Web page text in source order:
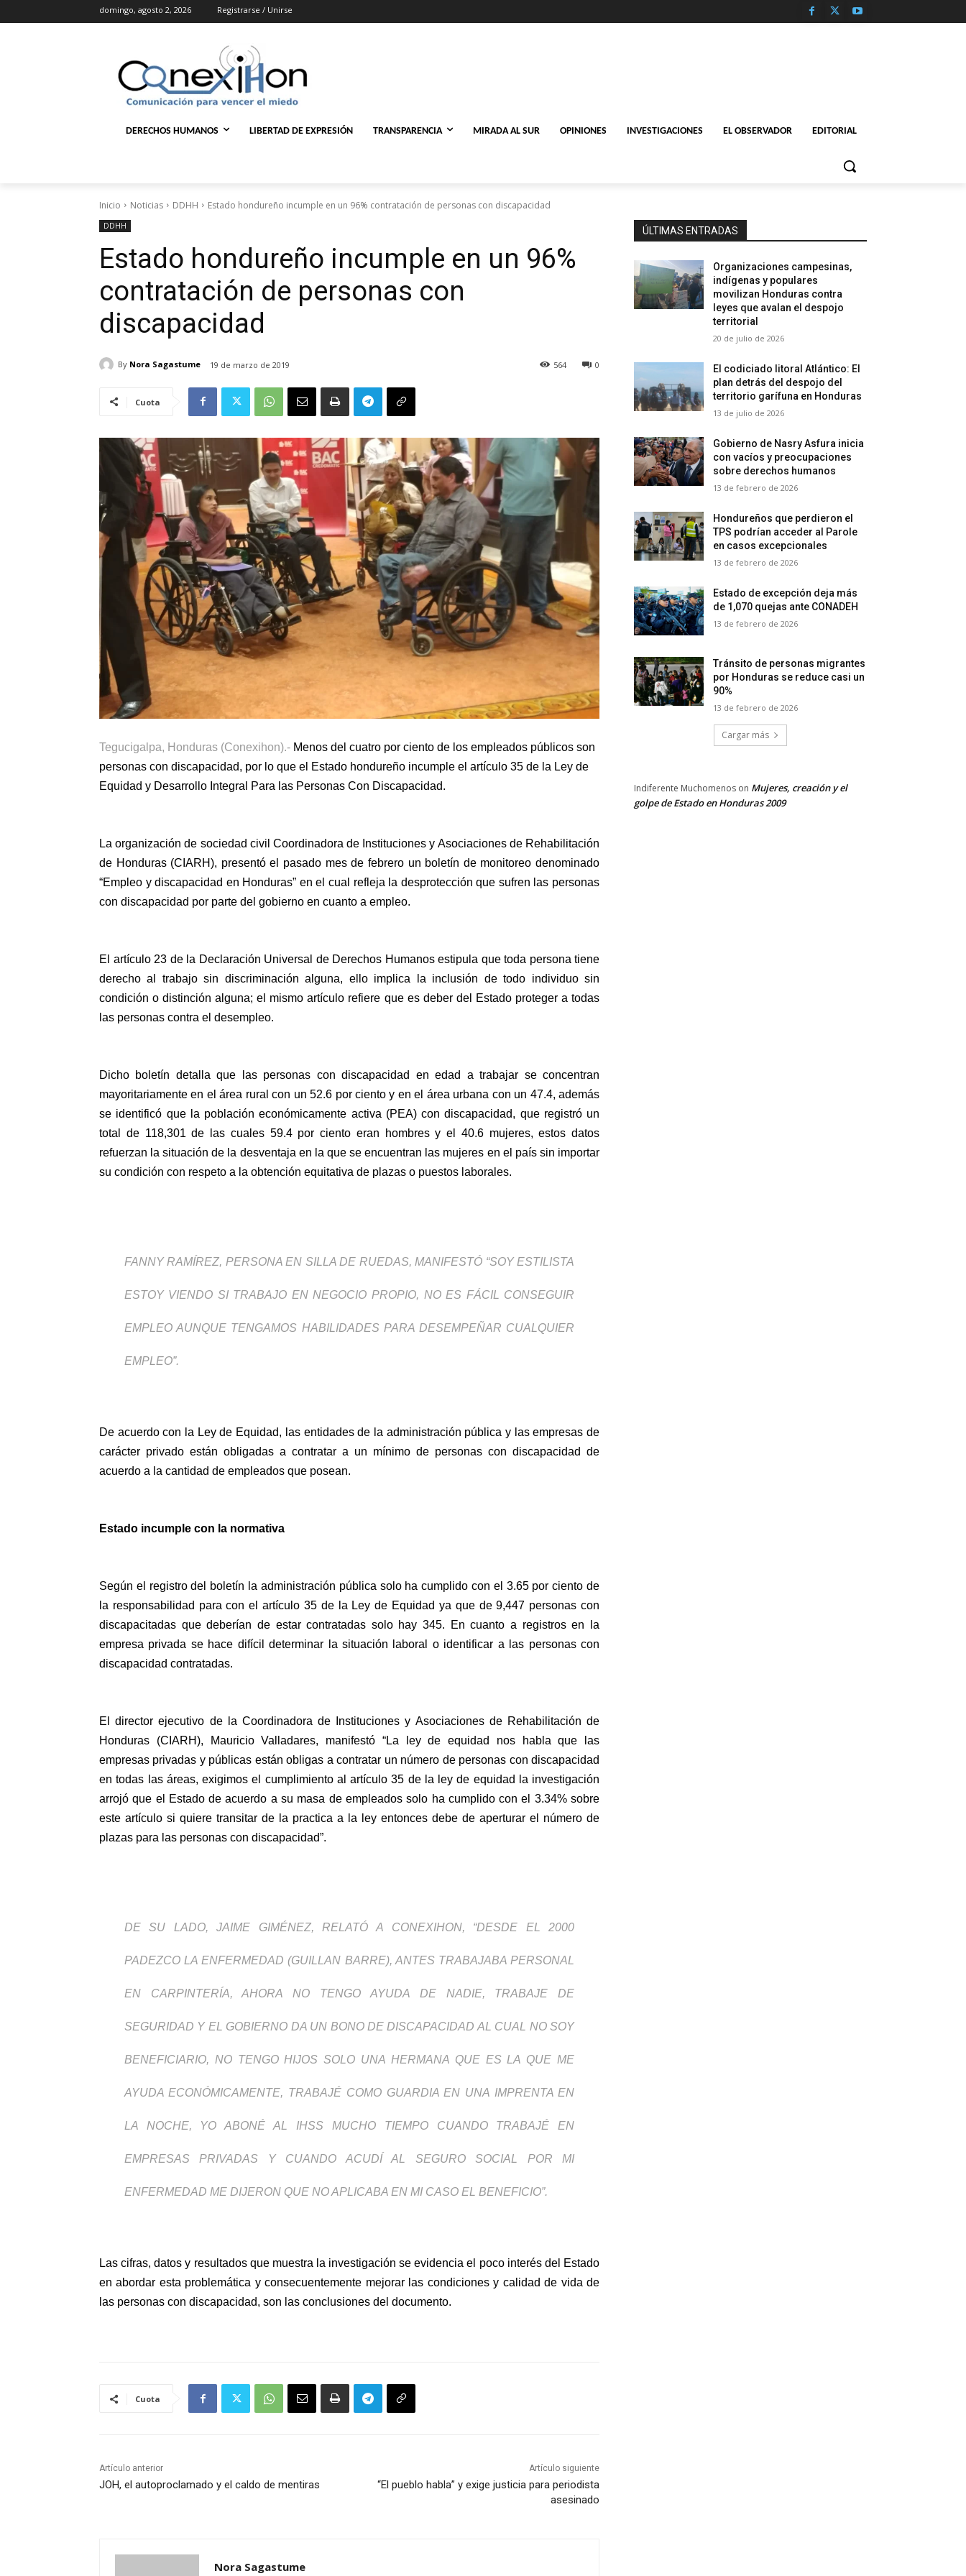
domingo, agosto 2, 2026 Registrarse / Unirse
DERECHOS HUMANOS LIBERTAD DE EXPRESIÓN TRANSPARENCIA MIRADA AL SUR OPINIONES INVESTIGACIONES EL OBSERVADOR EDITORIAL
Inicio Noticias DDHH Estado hondureño incumple en un 96% contratación de personas con discapacidad
DDHH
Estado hondureño incumple en un 96%
contratación de personas con
discapacidad
By Nora Sagastume 19 de marzo de 2019 0
564
Cuota
Tegucigalpa, Honduras (Conexihon).- Menos del cuatro por ciento de los empleados públicos son
personas con discapacidad, por lo que el Estado hondureño incumple el artículo 35 de la Ley de
Equidad y Desarrollo Integral Para las Personas Con Discapacidad.
La organización de sociedad civil Coordinadora de Instituciones y Asociaciones de Rehabilitación
de Honduras (CIARH), presentó el pasado mes de febrero un boletín de monitoreo denominado
“Empleo y discapacidad en Honduras” en el cual refleja la desprotección que sufren las personas
con discapacidad por parte del gobierno en cuanto a empleo.
El artículo 23 de la Declaración Universal de Derechos Humanos estipula que toda persona tiene
derecho al trabajo sin discriminación alguna, ello implica la inclusión de todo individuo sin
condición o distinción alguna; el mismo artículo refiere que es deber del Estado proteger a todas
las personas contra el desempleo.
Dicho boletín detalla que las personas con discapacidad en edad a trabajar se concentran
mayoritariamente en el área rural con un 52.6 por ciento y en el área urbana con un 47.4, además
se identificó que la población económicamente activa (PEA) con discapacidad, que registró un
total de 118,301 de las cuales 59.4 por ciento eran hombres y el 40.6 mujeres, estos datos
refuerzan la situación de la desventaja en la que se encuentran las mujeres en el país sin importar
su condición con respeto a la obtención equitativa de plazas o puestos laborales.
FANNY RAMÍREZ, PERSONA EN SILLA DE RUEDAS, MANIFESTÓ “SOY ESTILISTA
ESTOY VIENDO SI TRABAJO EN NEGOCIO PROPIO, NO ES FÁCIL CONSEGUIR
EMPLEO AUNQUE TENGAMOS HABILIDADES PARA DESEMPEÑAR CUALQUIER
EMPLEO”.
De acuerdo con la Ley de Equidad, las entidades de la administración pública y las empresas de
carácter privado están obligadas a contratar a un mínimo de personas con discapacidad de
acuerdo a la cantidad de empleados que posean.
Estado incumple con la normativa
Según el registro del boletín la administración pública solo ha cumplido con el 3.65 por ciento de
la responsabilidad para con el artículo 35 de la Ley de Equidad ya que de 9,447 personas con
discapacitadas que deberían de estar contratadas solo hay 345. En cuanto a registros en la
empresa privada se hace difícil determinar la situación laboral o identificar a las personas con
discapacidad contratadas.
El director ejecutivo de la Coordinadora de Instituciones y Asociaciones de Rehabilitación de
Honduras (CIARH), Mauricio Valladares, manifestó “La ley de equidad nos habla que las
empresas privadas y públicas están obligas a contratar un número de personas con discapacidad
en todas las áreas, exigimos el cumplimiento al artículo 35 de la ley de equidad la investigación
arrojó que el Estado de acuerdo a su masa de empleados solo ha cumplido con el 3.34% sobre
este artículo si quiere transitar de la practica a la ley entonces debe de aperturar el número de
plazas para las personas con discapacidad”.
DE SU LADO, JAIME GIMÉNEZ, RELATÓ A CONEXIHON, “DESDE EL 2000
PADEZCO LA ENFERMEDAD (GUILLAN BARRE), ANTES TRABAJABA PERSONAL
EN CARPINTERÍA, AHORA NO TENGO AYUDA DE NADIE, TRABAJE DE
SEGURIDAD Y EL GOBIERNO DA UN BONO DE DISCAPACIDAD AL CUAL NO SOY
BENEFICIARIO, NO TENGO HIJOS SOLO UNA HERMANA QUE ES LA QUE ME
AYUDA ECONÓMICAMENTE, TRABAJÉ COMO GUARDIA EN UNA IMPRENTA EN
LA NOCHE, YO ABONÉ AL IHSS MUCHO TIEMPO CUANDO TRABAJÉ EN
EMPRESAS PRIVADAS Y CUANDO ACUDÍ AL SEGURO SOCIAL POR MI
ENFERMEDAD ME DIJERON QUE NO APLICABA EN MI CASO EL BENEFICIO”.
Las cifras, datos y resultados que muestra la investigación se evidencia el poco interés del Estado
en abordar esta problemática y consecuentemente mejorar las condiciones y calidad de vida de
las personas con discapacidad, son las conclusiones del documento.
Cuota
Artículo anterior
JOH, el autoproclamado y el caldo de mentiras
Artículo siguiente
“El pueblo habla” y exige justicia para periodista
asesinado
Nora Sagastume
ÚLTIMAS ENTRADAS
Organizaciones campesinas,
indígenas y populares
movilizan Honduras contra
leyes que avalan el despojo
territorial
20 de julio de 2026
El codiciado litoral Atlántico: El
plan detrás del despojo del
territorio garífuna en Honduras
13 de julio de 2026
Gobierno de Nasry Asfura inicia
con vacíos y preocupaciones
sobre derechos humanos
13 de febrero de 2026
Hondureños que perdieron el
TPS podrían acceder al Parole
en casos excepcionales
13 de febrero de 2026
Estado de excepción deja más
de 1,070 quejas ante CONADEH
13 de febrero de 2026
Tránsito de personas migrantes
por Honduras se reduce casi un
90%
13 de febrero de 2026
Cargar más
Indiferente Muchomenos on Mujeres, creación y el
golpe de Estado en Honduras 2009